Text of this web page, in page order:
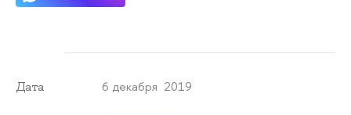
Дата 6 декабря 2019